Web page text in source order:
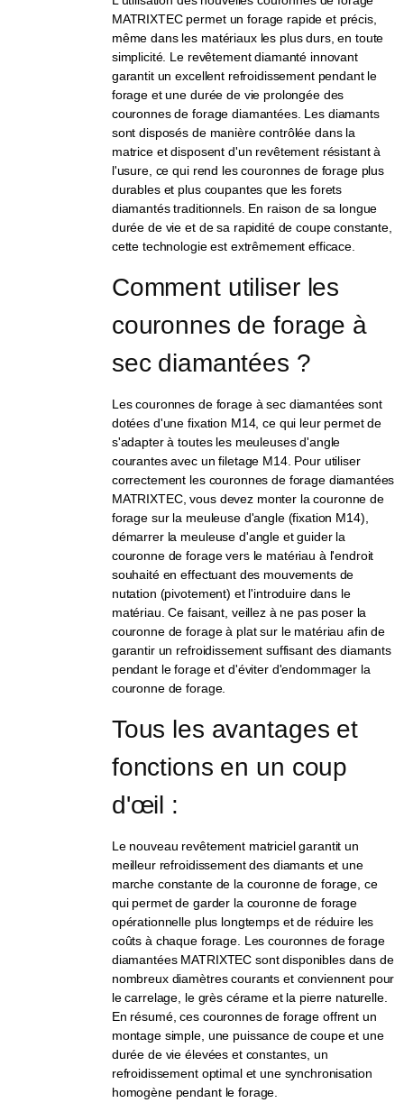
MATRIXTEC permet un forage rapide et précis,
même dans les matériaux les plus durs, en toute
simplicité. Le revêtement diamanté innovant
garantit un excellent refroidissement pendant le
forage et une durée de vie prolongée des
couronnes de forage diamantées. Les diamants
sont disposés de manière contrôlée dans la
matrice et disposent d'un revêtement résistant à
l'usure, ce qui rend les couronnes de forage plus
durables et plus coupantes que les forets
diamantés traditionnels. En raison de sa longue
durée de vie et de sa rapidité de coupe constante,
cette technologie est extrêmement efficace.
Comment utiliser les
couronnes de forage à
sec diamantées ?
Les couronnes de forage à sec diamantées sont
dotées d'une fixation M14, ce qui leur permet de
s'adapter à toutes les meuleuses d'angle
courantes avec un filetage M14. Pour utiliser
correctement les couronnes de forage diamantées
MATRIXTEC, vous devez monter la couronne de
forage sur la meuleuse d'angle (fixation M14),
démarrer la meuleuse d'angle et guider la
couronne de forage vers le matériau à l'endroit
souhaité en effectuant des mouvements de
nutation (pivotement) et l'introduire dans le
matériau. Ce faisant, veillez à ne pas poser la
couronne de forage à plat sur le matériau afin de
garantir un refroidissement suffisant des diamants
pendant le forage et d'éviter d'endommager la
couronne de forage.
Tous les avantages et
fonctions en un coup
d'œil :
Le nouveau revêtement matriciel garantit un
meilleur refroidissement des diamants et une
marche constante de la couronne de forage, ce
qui permet de garder la couronne de forage
opérationnelle plus longtemps et de réduire les
coûts à chaque forage. Les couronnes de forage
diamantées MATRIXTEC sont disponibles dans de
nombreux diamètres courants et conviennent pour
le carrelage, le grès cérame et la pierre naturelle.
En résumé, ces couronnes de forage offrent un
montage simple, une puissance de coupe et une
durée de vie élevées et constantes, un
refroidissement optimal et une synchronisation
homogène pendant le forage.